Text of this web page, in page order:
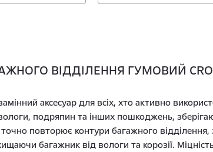
ВІДДІЛЕННЯ ГУМОВИЙ
аксесуар для всіх, хто активно
подряпин та інших пошкоджень,
повторює контури багажного
багажник від вологи та корозії.